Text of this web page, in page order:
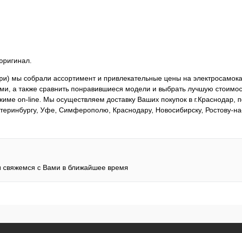
мы собрали ассортимент и привлекательные цены на
а также сравнить понравившиеся модели и выбрать лучшую
on-line. Мы осуществляем доставку Ваших покупок в
Уфе, Симферополю, Краснодару, Новосибирску, Ростову-
свяжемся с Вами в ближайшее время